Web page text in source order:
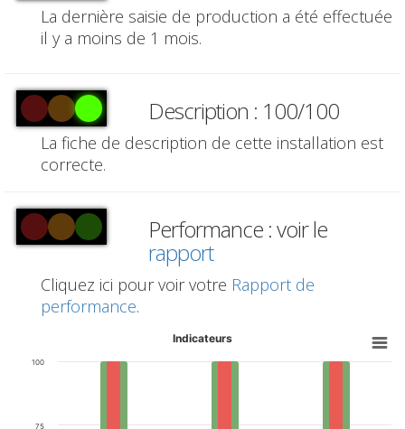
La dernière saisie de production a été effectuée
il y a moins de 1 mois.
Description : 100/100
La fiche de description de cette installation est
correcte.
Performance : voir le
rapport
Cliquez ici pour voir votre Rapport de
performance.
Indicateurs
75
100